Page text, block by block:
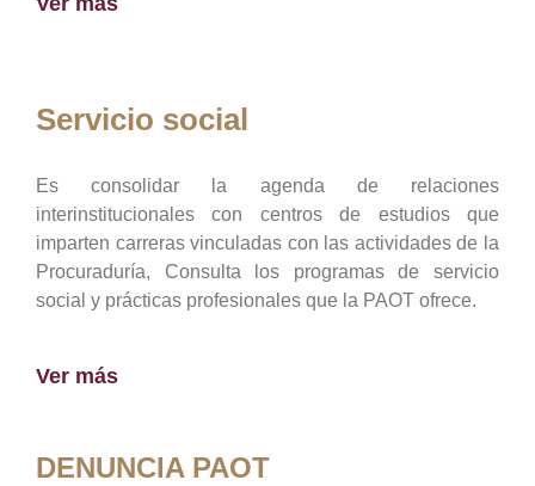
Servicio social
Es consolidar la agenda de relaciones
interinstitucionales con centros de estudios que
imparten carreras vinculadas con las actividades de la
Procuraduría, Consulta los programas de servicio
social y prácticas profesionales que la PAOT ofrece.
Ver más
DENUNCIA PAOT